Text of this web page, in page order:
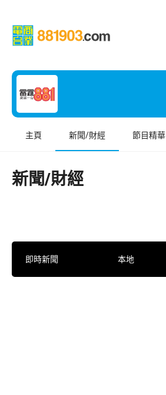
主頁 新聞/財經 節目精華
新聞/財經
即時新聞 本地